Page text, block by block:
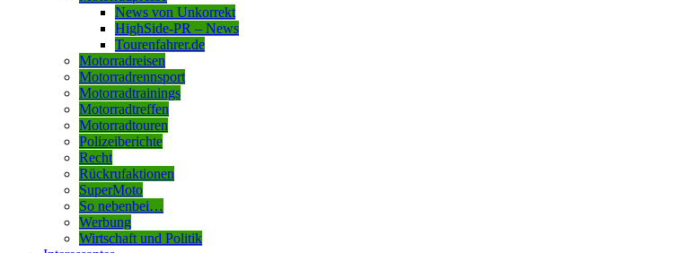
News von Unkorrekt
HighSide-PR – News
Tourenfahrer.de
Motorradreisen
Motorradrennsport
Motorradtrainings
Motorradtreffen
Motorradtouren
Polizeiberichte
Recht
Rückrufaktionen
SuperMoto
So nebenbei…
Werbung
Wirtschaft und Politik